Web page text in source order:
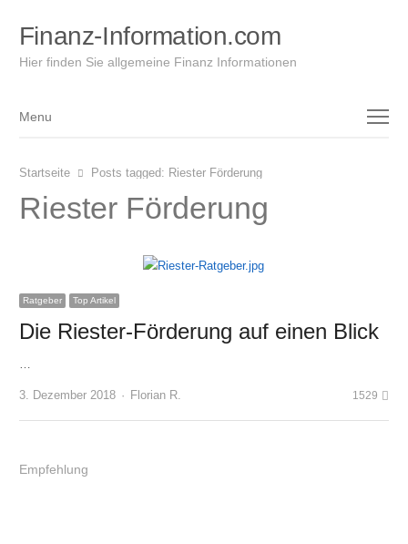
Finanz-Information.com
Hier finden Sie allgemeine Finanz Informationen
Menu
Menu
Startseite Posts tagged: Riester Förderung
Riester Förderung
Ratgeber Top Artikel
Die Riester-Förderung auf einen Blick
…
3. Dezember 2018 Author
Florian R. 1529
Empfehlung